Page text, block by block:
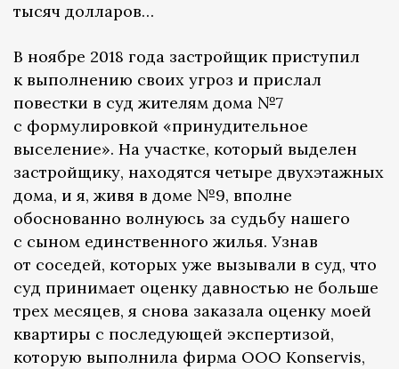
тысяч долларов…
В ноябре 2018 года застройщик приступил
к выполнению своих угроз и прислал
повестки в суд жителям дома №7
с формулировкой «принудительное
выселение». На участке, который выделен
застройщику, находятся четыре двухэтажных
дома, и я, живя в доме №9, вполне
обоснованно волнуюсь за судьбу нашего
с сыном единственного жилья. Узнав
от соседей, которых уже вызывали в суд, что
суд принимает оценку давностью не больше
трех месяцев, я снова заказала оценку моей
квартиры с последующей экспертизой,
которую выполнила фирма ООО Konservis,